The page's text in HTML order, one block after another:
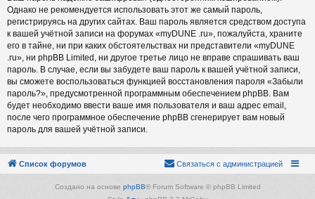
Однако не рекомендуется использовать этот же самый пароль,
регистрируясь на других сайтах. Ваш пароль является средством доступа
к вашей учётной записи на форумах «myDUNE .ru», пожалуйста, храните
его в тайне, ни при каких обстоятельствах ни представители «myDUNE
.ru», ни phpBB Limited, ни другое третье лицо не вправе спрашивать ваш
пароль. В случае, если вы забудете ваш пароль к вашей учётной записи,
вы сможете воспользоваться функцией восстановления пароля «Забыли
пароль?», предусмотренной программным обеспечением phpBB. Вам
будет необходимо ввести ваше имя пользователя и ваш адрес email,
после чего программное обеспечение phpBB сгенерирует вам новый
пароль для вашей учётной записи.
Список форумов Связаться с администрацией
Создано на основе phpBB® Forum Software © phpBB Limited